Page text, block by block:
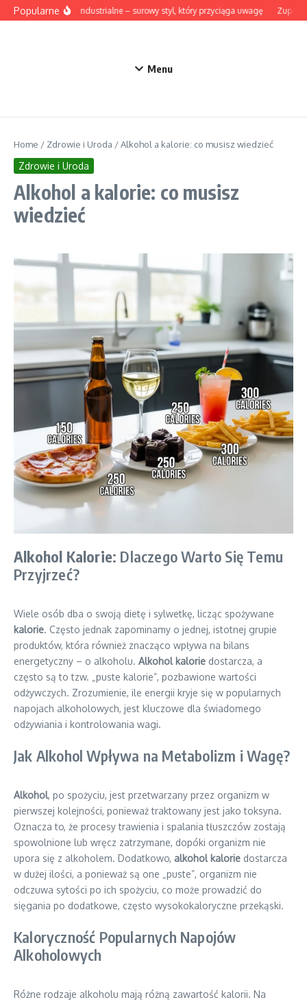
Przejdź do treści
PopularneLampy industrialne – surowy styl, który przyciąga uwagę Zupa z
Menu
Home / Zdrowie i Uroda /Alkohol a kalorie: co musisz wiedzieć
Zdrowie i Uroda
Alkohol a kalorie: co musisz
wiedzieć
Alkohol Kalorie: Dlaczego Warto Się Temu
Przyjrzeć?
Wiele osób dba o swoją dietę i sylwetkę, licząc spożywane
kalorie. Często jednak zapominamy o jednej, istotnej grupie
produktów, która również znacząco wpływa na bilans
energetyczny – o alkoholu. Alkohol kalorie dostarcza, a
często są to tzw. „puste kalorie”, pozbawione wartości
odżywczych. Zrozumienie, ile energii kryje się w popularnych
napojach alkoholowych, jest kluczowe dla świadomego
odżywiania i kontrolowania wagi.
Jak Alkohol Wpływa na Metabolizm i Wagę?
Alkohol, po spożyciu, jest przetwarzany przez organizm w
pierwszej kolejności, ponieważ traktowany jest jako toksyna.
Oznacza to, że procesy trawienia i spalania tłuszczów zostają
spowolnione lub wręcz zatrzymane, dopóki organizm nie
upora się z alkoholem. Dodatkowo, alkohol kalorie dostarcza
w dużej ilości, a ponieważ są one „puste”, organizm nie
odczuwa sytości po ich spożyciu, co może prowadzić do
sięgania po dodatkowe, często wysokokaloryczne przekąski.
Kaloryczność Popularnych Napojów
Alkoholowych
Różne rodzaje alkoholu mają różną zawartość kalorii. Na